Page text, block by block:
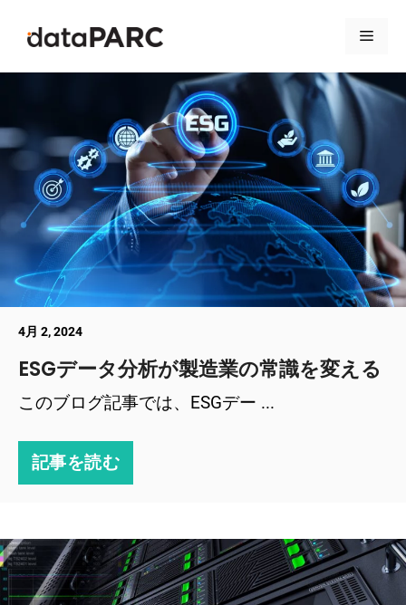
メニ
4月 2, 2024
ESGデータ分析が製造業の常識を変える
このブログ記事では、ESGデー ...
記事を読む